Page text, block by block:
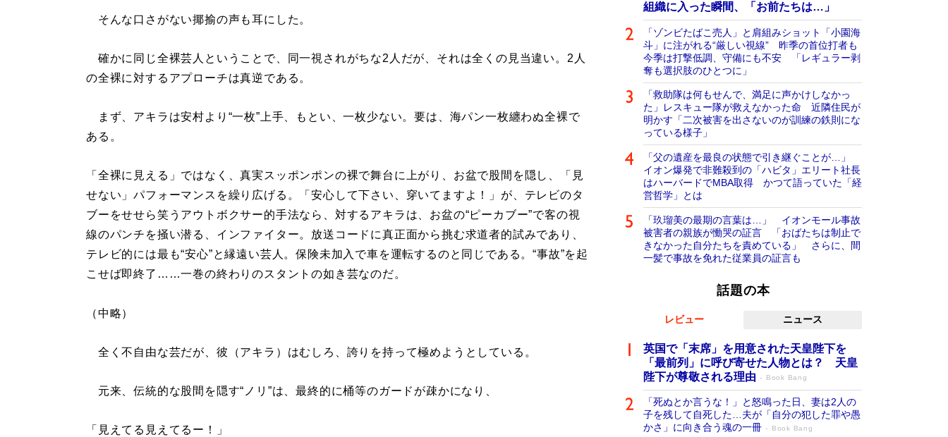
そんな口さがない揶揄の声も耳にした。
確かに同じ全裸芸人ということで、同一視されがちな2人だが、それは全くの見当違い。2人
の全裸に対するアプローチは真逆である。
まず、アキラは安村より“一枚”上手、もとい、一枚少ない。要は、海パン一枚纏わぬ全裸で
ある。
「全裸に見える」ではなく、真実スッポンポンの裸で舞台に上がり、お盆で股間を隠し、「見
せない」パフォーマンスを繰り広げる。「安心して下さい、穿いてますよ！」が、テレビのタ
ブーをせせら笑うアウトボクサー的手法なら、対するアキラは、お盆の“ピーカブー”で客の視
線のパンチを掻い潜る、インファイター。放送コードに真正面から挑む求道者的試みであり、
テレビ的には最も“安心”と縁遠い芸人。保険未加入で車を運転するのと同じである。“事故”を起
こせば即終了……一巻の終わりのスタントの如き芸なのだ。
（中略）
全く不自由な芸だが、彼（アキラ）はむしろ、誇りを持って極めようとしている。
元来、伝統的な股間を隠す“ノリ”は、最終的に桶等のガードが疎かになり、
「見えてる見えてるー！」
組織に入った瞬間、「お前たちは…」
「ゾンビたばこ売人」と肩組みショット「小園海
斗」に注がれる“厳しい視線” 昨季の首位打者も
今季は打撃低調、守備にも不安 「レギュラー剥
奪も選択肢のひとつに」
「救助隊は何もせんで、満足に声かけしなかっ
た」レスキュー隊が救えなかった命 近隣住民が
明かす「二次被害を出さないのが訓練の鉄則にな
っている様子」
「父の遺産を最良の状態で引き継ぐことが…」
イオン爆発で非難殺到の「ハビタ」エリート社長
はハーバードでMBA取得 かつて語っていた「経
営哲学」とは
「玖瑠美の最期の言葉は…」 イオンモール事故
被害者の親族が慟哭の証言 「おばたちは制止で
きなかった自分たちを責めている」 さらに、間
一髪で事故を免れた従業員の証言も
話題の本
レビュー ニュース
英国で「末席」を用意された天皇陛下を
「最前列」に呼び寄せた人物とは？ 天皇
陛下が尊敬される理由
Book Bang
「死ぬとか言うな！」と怒鳴った日、妻は2人の
子を残して自死した…夫が「自分の犯した罪や愚
かさ」に向き合う魂の一冊
Book Bang